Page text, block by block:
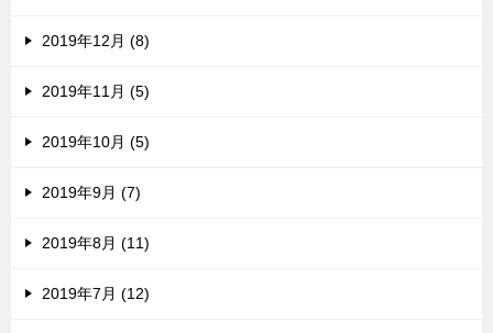
2019年12月 (8)
2019年11月 (5)
2019年10月 (5)
2019年9月 (7)
2019年8月 (11)
2019年7月 (12)